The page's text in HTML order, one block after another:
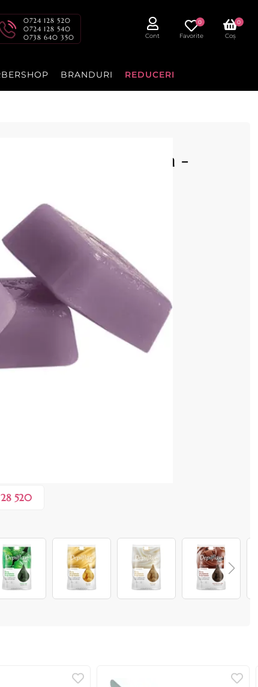
0724 128 520
0724 128 540
0738 640 350
Cont Favorite
0
Coș
0
BRANDURI REDUCERI
refolosibila Levantica -
cu punct de topire scazut
Spania
dvs.
520